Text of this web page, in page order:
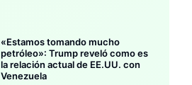
«Estamos tomando mucho
petróleo»: Trump reveló como es
la relación actual de EE.UU. con
Venezuela